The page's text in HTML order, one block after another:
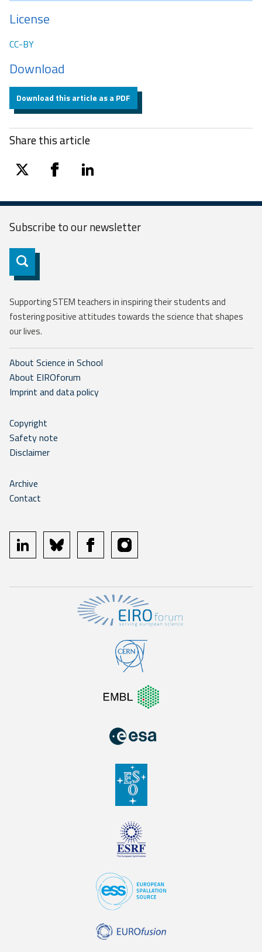
License
CC-BY
Download
Download this article as a PDF
Share this article
twitter facebooklinkedin
Subscribe to ournewsletter
Subscribe
Supporting STEM teachers in inspiring their students and
fostering positive attitudes towards the science that shapes
our lives.
About Science in School
About EIROforum
Imprint and data policy
Copyright
Safety note
Disclaimer
Archive
Contact
linkedin bluesky facebookinstagram